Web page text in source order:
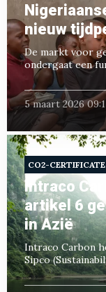
nieuw
De markt voor
ondergaat een
5 maart 2026
CO2-
Intraco
artikel 6
in Azië
Intraco Carbon
Sipco